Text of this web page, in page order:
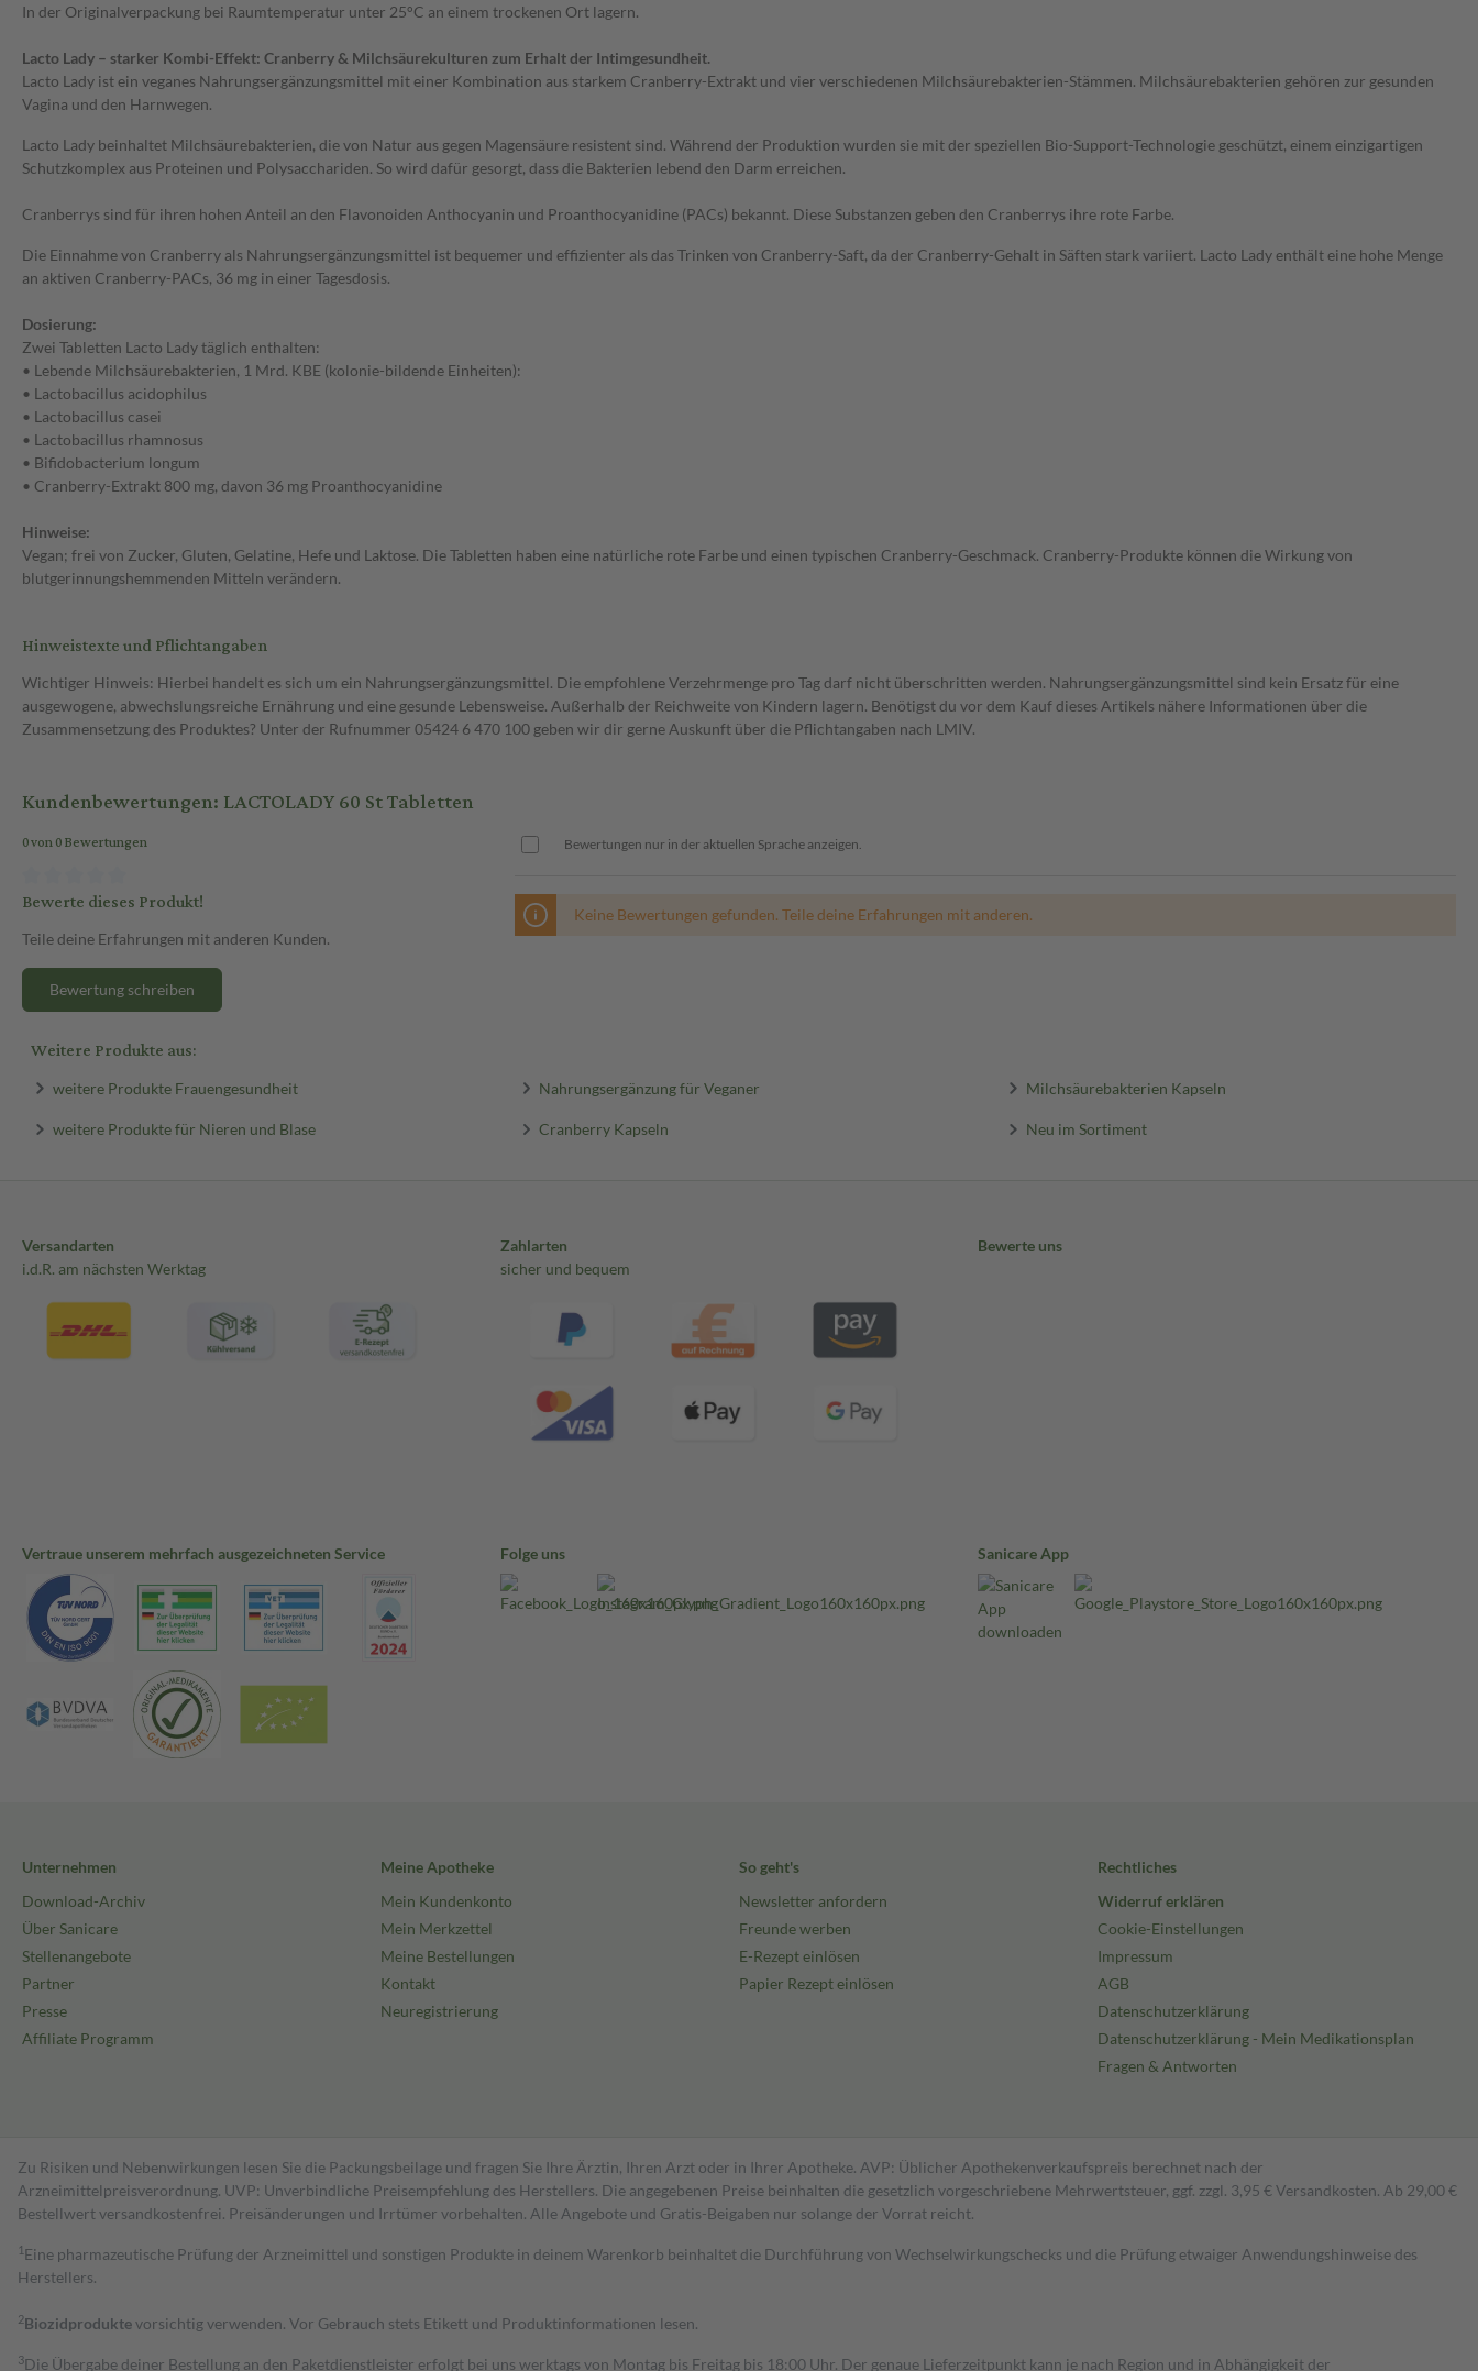
In der Originalverpackung bei Raumtemperatur unter 25°C an einem trockenen Ort lagern.
Lacto Lady – starker Kombi-Effekt: Cranberry & Milchsäurekulturen zum Erhalt der Intimgesundheit.
Lacto Lady ist ein veganes Nahrungsergänzungsmittel mit einer Kombination aus starkem Cranberry-Extrakt und vier verschiedenen Milchsäurebakterien-Stämmen. Milchsäurebakterien gehören zur gesunden
Vagina und den Harnwegen.
Lacto Lady beinhaltet Milchsäurebakterien, die von Natur aus gegen Magensäure resistent sind. Während der Produktion wurden sie mit der speziellen Bio-Support-Technologie geschützt, einem einzigartigen
Schutzkomplex aus Proteinen und Polysacchariden. So wird dafür gesorgt, dass die Bakterien lebend den Darm erreichen.
Cranberrys sind für ihren hohen Anteil an den Flavonoiden Anthocyanin und Proanthocyanidine (PACs) bekannt. Diese Substanzen geben den Cranberrys ihre rote Farbe.
Die Einnahme von Cranberry als Nahrungsergänzungsmittel ist bequemer und effizienter als das Trinken von Cranberry-Saft, da der Cranberry-Gehalt in Säften stark variiert. Lacto Lady enthält eine hohe Menge
an aktiven Cranberry-PACs, 36 mg in einer Tagesdosis.
Dosierung:
Zwei Tabletten Lacto Lady täglich enthalten:
• Lebende Milchsäurebakterien, 1 Mrd. KBE (kolonie-bildende Einheiten):
• Lactobacillus acidophilus
• Lactobacillus casei
• Lactobacillus rhamnosus
• Bifidobacterium longum
• Cranberry-Extrakt 800 mg, davon 36 mg Proanthocyanidine
Hinweise:
Vegan; frei von Zucker, Gluten, Gelatine, Hefe und Laktose. Die Tabletten haben eine natürliche rote Farbe und einen typischen Cranberry-Geschmack. Cranberry-Produkte können die Wirkung von
blutgerinnungshemmenden Mitteln verändern.
Hinweistexte und Pflichtangaben
Wichtiger Hinweis: Hierbei handelt es sich um ein Nahrungsergänzungsmittel. Die empfohlene Verzehrmenge pro Tag darf nicht überschritten werden. Nahrungsergänzungsmittel sind kein Ersatz für eine
ausgewogene, abwechslungsreiche Ernährung und eine gesunde Lebensweise. Außerhalb der Reichweite von Kindern lagern. Benötigst du vor dem Kauf dieses Artikels nähere Informationen über die
Zusammensetzung des Produktes? Unter der Rufnummer 05424 6 470 100 geben wir dir gerne Auskunft über die Pflichtangaben nach LMIV.
Kundenbewertungen: LACTOLADY 60 St Tabletten
0 von 0 Bewertungen
Bewerte dieses Produkt!
Teile deine Erfahrungen mit anderen Kunden.
Bewertung schreiben
Bewertungen nur in der aktuellen Sprache anzeigen.
Keine Bewertungen gefunden. Teile deine Erfahrungen mit anderen.
Weitere Produkte aus:
weitere Produkte Frauengesundheit Nahrungsergänzung für Veganer Milchsäurebakterien Kapseln
weitere Produkte für Nieren und Blase Cranberry Kapseln Neu im Sortiment
Versandarten
i.d.R. am nächsten Werktag
Zahlarten
sicher und bequem
Bewerte uns
Vertraue unserem mehrfach ausgezeichneten Service Folge uns Sanicare App
Unternehmen
Download-Archiv
Über Sanicare
Stellenangebote
Partner
Presse
Affiliate Programm
Meine Apotheke
Mein Kundenkonto
Mein Merkzettel
Meine Bestellungen
Kontakt
Neuregistrierung
So geht's
Newsletter anfordern
Freunde werben
E-Rezept einlösen
Papier Rezept einlösen
Rechtliches
Widerruf erklären
Cookie-Einstellungen
Impressum
AGB
Datenschutzerklärung
Datenschutzerklärung - Mein Medikationsplan
Fragen & Antworten
Zu Risiken und Nebenwirkungen lesen Sie die Packungsbeilage und fragen Sie Ihre Ärztin, Ihren Arzt oder in Ihrer Apotheke. AVP: Üblicher Apothekenverkaufspreis berechnet nach der
Arzneimittelpreisverordnung. UVP: Unverbindliche Preisempfehlung des Herstellers. Die angegebenen Preise beinhalten die gesetzlich vorgeschriebene Mehrwertsteuer, ggf. zzgl. 3,95 € Versandkosten. Ab 29,00 €
Bestell­wert versand­kosten­frei. Preisänderungen und Irrtümer vorbehalten. Alle Angebote und Gratis-Beigaben nur solange der Vorrat reicht.
1 Eine pharmazeutische Prüfung der Arzneimittel und sonstigen Produkte in deinem Warenkorb beinhaltet die Durchführung von Wechselwirkungschecks und die Prüfung etwaiger Anwendungshinweise des
Herstellers.
2Biozidproduktevorsichtig verwenden. Vor Gebrauch stets Etikett und Produktinformationen lesen.
3Die Übergabe deiner Bestellung an den Paketdienstleister erfolgt bei uns werktags von Montag bis Freitag bis 18:00 Uhr. Der genaue Lieferzeitpunkt kann je nach Region und in Abhängigkeit der